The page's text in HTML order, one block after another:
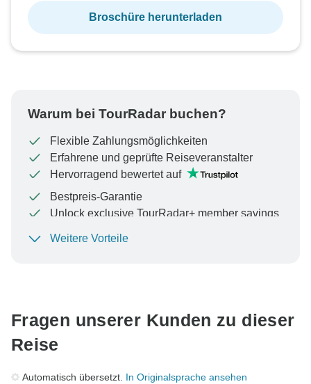
Broschüre herunterladen
Warum bei TourRadar buchen?
Flexible Zahlungsmöglichkeiten
Erfahrene und geprüfte Reiseveranstalter
Hervorragend bewertet auf
Bestpreis-Garantie
Unlock exclusive TourRadar+ member savings
Um Ihre Zahlung zu schützen und sicherzustellen,
Weitere Vorteile
Fragen unserer Kunden zu dieser
Reise
Automatisch übersetzt. In Originalsprache ansehen